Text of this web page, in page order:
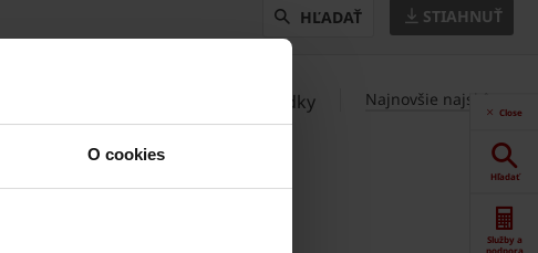
O cookies
HĽADAŤ STIAHNUŤ
Výsledky Najnovšie najskôr
Close
Hľadať
Služby a
podpora